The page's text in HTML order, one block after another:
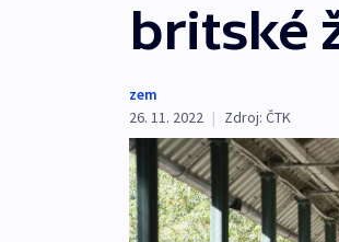
britské
zem
26. 11. 2022 | Zdroj: ČTK